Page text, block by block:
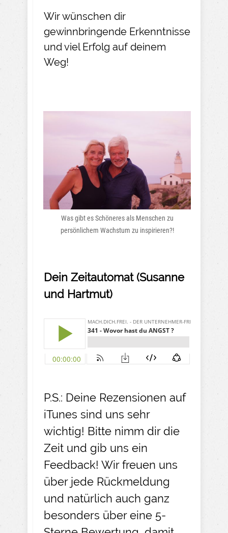
Wir wünschen dir
gewinnbringende Erkenntnisse
und viel Erfolg auf deinem
Weg!
Was gibt es Schöneres als Menschen zu
persönlichem Wachstum zu inspirieren?!
Dein Zeitautomat (Susanne
und Hartmut)
P.S.: Deine Rezensionen auf
iTunes sind uns sehr
wichtig! Bitte nimm dir die
Zeit und gib uns ein
Feedback! Wir freuen uns
über jede Rückmeldung
und natürlich auch ganz
besonders über eine 5-